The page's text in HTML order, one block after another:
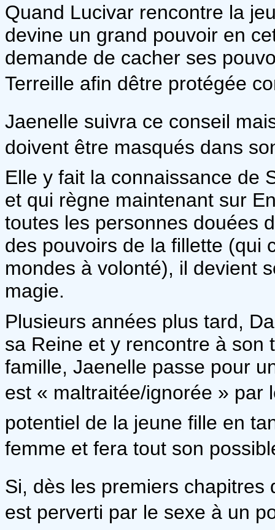
Quand Lucivar rencontre la
devine un grand pouvoir en
demande de cacher ses
Terreille afin dêtre protégée
Jaenelle suivra ce conseil
doivent être masqués dans
Elle y fait la connaissance de
et qui règne maintenant sur
toutes les personnes douées
des pouvoirs de la fillette (qui
mondes à volonté), il devient
magie.
Plusieurs années plus tard,
sa Reine et y rencontre à son
famille, Jaenelle passe pour
est « maltraitée/ignorée » par
potentiel de la jeune fille en
femme et fera tout son
Si, dès les premiers chapitres
est perverti par le sexe à un